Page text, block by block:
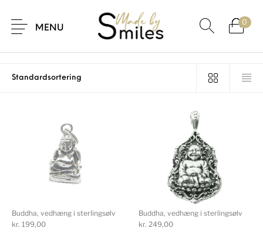
MENU
0
Forside
Buddha, vedhæng i sterlingsølv
kr. 199,00
Buddha, vedhæng i sterlingsølv
kr. 249,00